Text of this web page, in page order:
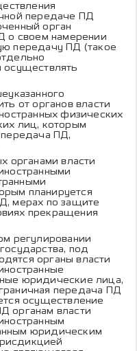
передаче ПД
орган
о своем намерении
передачу ПД (такое
осуществлять
от органов власти
физических
лиц, которым
передача ПД,
органами власти
планируется
мерах по защите
прекращения
регулировании
под
органы власти
юридические лица,
передача ПД
осуществление
органам власти
юридическим